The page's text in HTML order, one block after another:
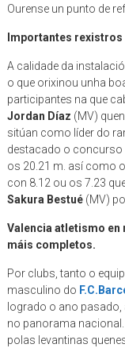
Ourense un punto de
Importantes
A calidade da
o que orixinou unha
participantes na que
Jordan Díaz (MV)
sitúan como líder do
destacado o concurso
os 20.21 m. así como
con 8.12 ou os 7.23
Sakura Bestué(MV)
Valencia atletismo en
máis completos.
Por clubs, tanto o
masculino do
logrado o ano
no panorama
polas levantinas